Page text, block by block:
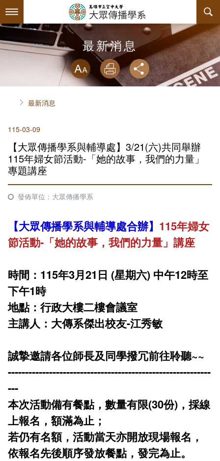
到
要
容
關於本系
系主任介紹
連絡系辦
諮詢信箱
師資陣容
課程規劃
課程資訊
授課大綱
課程地圖
課程地圖主頁
互動服務
檔案下載
系學會
組織章程
最新消息
略過字型切
放大
列印 分享
首頁最新消息
115-03-09
【大眾傳播學系與輔導處】3/21(六)共同舉辦
115年婦女節活動-「她的故事，我們的力量」
專題講座
發佈單位：大眾傳播學系
【大眾傳播學系與輔導處合辦】 115年婦女
節活動-「她的故事，我們的力量」講座
時間：115年3月21日 (星期六) 中午12時至
下午1時
地點：行政大樓二樓會議室
主講人：大傳系傑出校友-江秀敏
誠摯邀請各位師長及同學撥冗前往聆聽~~
-----------------------------------------------------------
---
本次活動備有餐點，數量有限(30份)，採線
上報名，額滿為止；
若仍有名額，活動當天亦開放現場報名，
依報名先後順序發放餐點，發完為止。